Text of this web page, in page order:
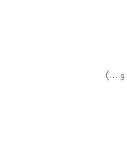
و …)